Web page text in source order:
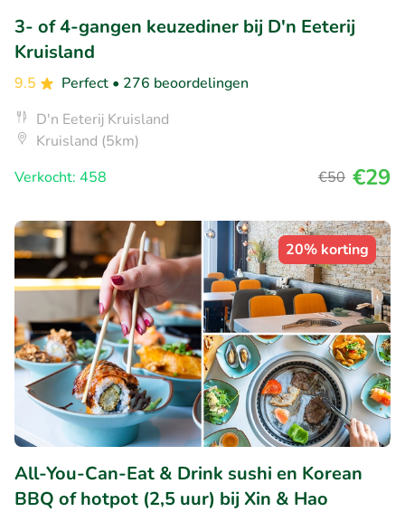
3- of 4-gangen keuzediner bij D'n Eeterij
Kruisland
9.5 Perfect • 276 beoordelingen
D'n Eeterij Kruisland
Kruisland (5km)
Verkocht: 458
€50 €29
20% korting
All-You-Can-Eat & Drink sushi en Korean
BBQ of hotpot (2,5 uur) bij Xin & Hao